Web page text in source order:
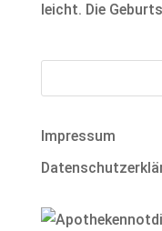
leicht. Die
Impressum